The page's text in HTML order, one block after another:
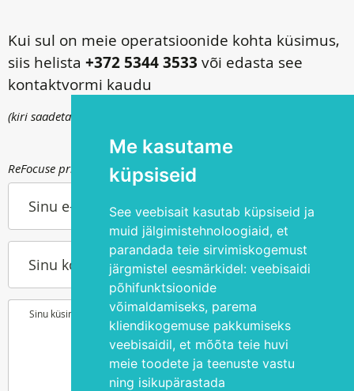
Me kasutame
küpsiseid
See veebisait kasutab küpsiseid ja
muid jälgimistehnoloogiaid, et
parandada teie sirvimiskogemust
järgmistel eesmärkidel: veebisaidi
põhifunktsioonide
võimaldamiseks, parema
kliendikogemuse pakkumiseks
veebisaidil, et mõõta teie huvi
meie toodete ja teenuste vastu
ning isikupärastada
Kui sul on meie operatsioonide kohta küsimus,
siis helista +372 5344 3533 või edasta see
kontaktvormi kaudu
(kiri saadetakse
ReFocuse privaatsuspoliitika kohta saad lugeda
Sinu e-post
Sinu kontakttelefon
Sinu küsimus või soov